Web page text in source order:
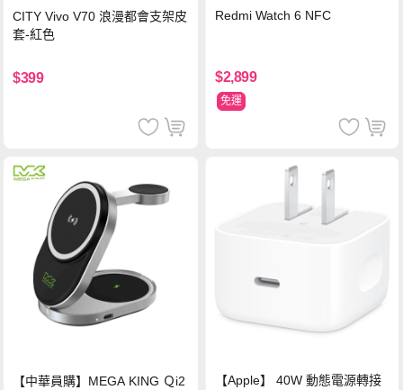
CITY Vivo V70 浪漫都會支架皮
套-紅色
$399
Redmi Watch 6 NFC
$2,899
免運
【中華員購】MEGA KING Ｑi2
【Apple】 40W 動態電源轉接